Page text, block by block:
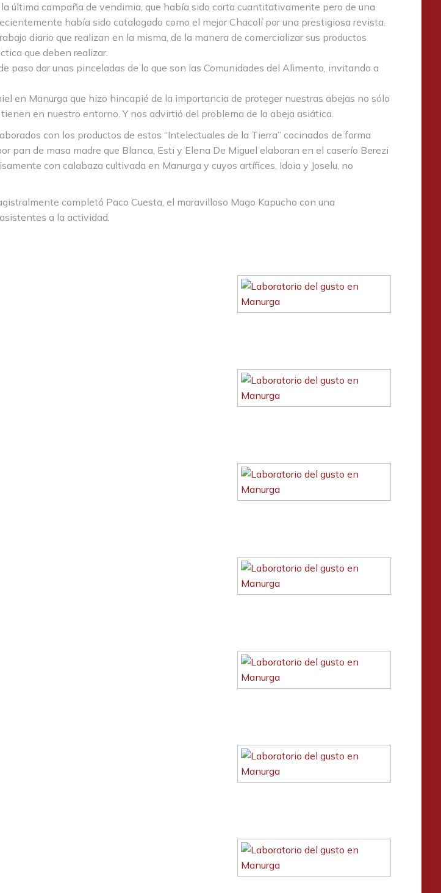
última campaña de vendimia, que había sido corta cuantitativamente pero de una
había sido catalogado como el mejor Chacolí por una prestigiosa revista.
diario que realizan en la misma, de la manera de comercializar sus productos
que deben realizar.
paso dar unas pinceladas de lo que son las Comunidades del Alimento, invitando a
en Manurga que hizo hincapié de la importancia de proteger nuestras abejas no sólo
en nuestro entorno. Y nos advirtió del problema de la abeja asiática.
con los productos de estos “Intelectuales de la Tierra” cocinados de forma
de masa madre que Blanca, Esti y Elena De Miguel elaboran en el caserío Berezi
con calabaza cultivada en Manurga y cuyos artífices, Idoia y Joselu, no
completó Paco Cuesta, el maravilloso Mago Kapucho con una
a la actividad.